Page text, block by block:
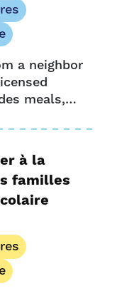
a neighbor
meals,
care.
à la
familles